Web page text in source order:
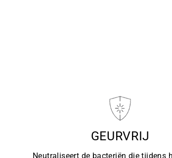
GEURVRIJ
Neutraliseert de bacteriën die tijdens